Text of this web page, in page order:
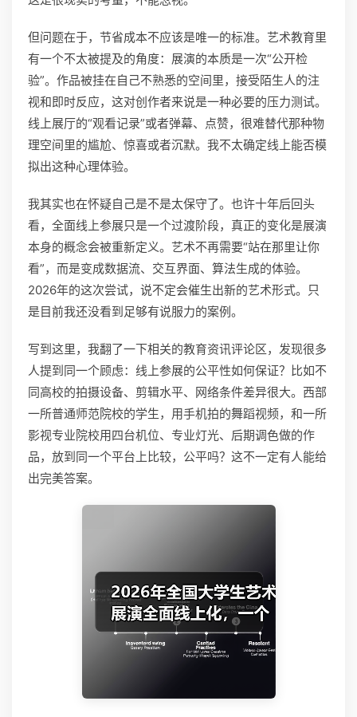
但问题在于，节省成本不应该是唯一的标准。艺术教育里
有一个不太被提及的角度：展演的本质是一次“公开检
验”。作品被挂在自己不熟悉的空间里，接受陌生人的注
视和即时反应，这对创作者来说是一种必要的压力测试。
线上展厅的“观看记录”或者弹幕、点赞，很难替代那种物
理空间里的尴尬、惊喜或者沉默。我不太确定线上能否模
拟出这种心理体验。
我其实也在怀疑自己是不是太保守了。也许十年后回头
看，全面线上参展只是一个过渡阶段，真正的变化是展演
本身的概念会被重新定义。艺术不再需要“站在那里让你
看”，而是变成数据流、交互界面、算法生成的体验。
2026年的这次尝试，说不定会催生出新的艺术形式。只
是目前我还没看到足够有说服力的案例。
写到这里，我翻了一下相关的教育资讯评论区，发现很多
人提到同一个顾虑：线上参展的公平性如何保证？比如不
同高校的拍摄设备、剪辑水平、网络条件差异很大。西部
一所普通师范院校的学生，用手机拍的舞蹈视频，和一所
影视专业院校用四台机位、专业灯光、后期调色做的作
品，放到同一个平台上比较，公平吗？这不一定有人能给
出完美答案。